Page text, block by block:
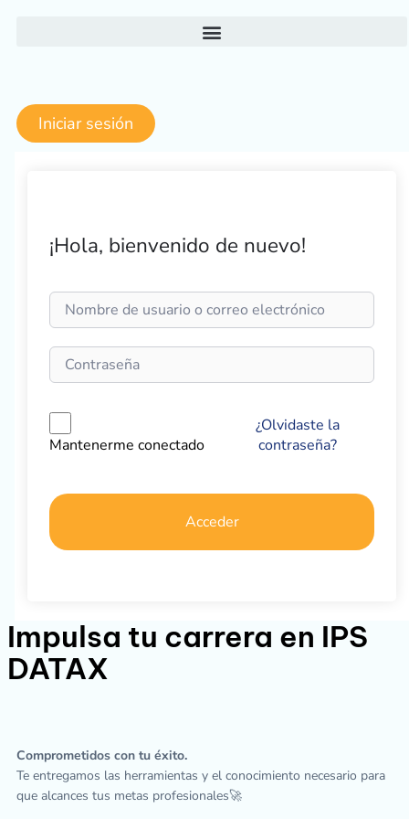
Iniciar sesión
¡Hola, bienvenido de nuevo!
Mantenerme conectado
¿Olvidaste la
contraseña?
Acceder
Impulsa tu carrera en IPS
DATAX
Comprometidos con tu éxito.
Te entregamos las herramientas y el conocimiento necesario para
que alcances tus metas profesionales🚀